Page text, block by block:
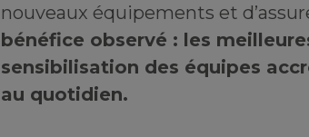
nouveaux équipements et
bénéfice observé : les
sensibilisation des équipes
au quotidien.